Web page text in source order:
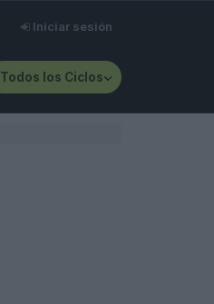
Iniciar sesión
Todos los Ciclos